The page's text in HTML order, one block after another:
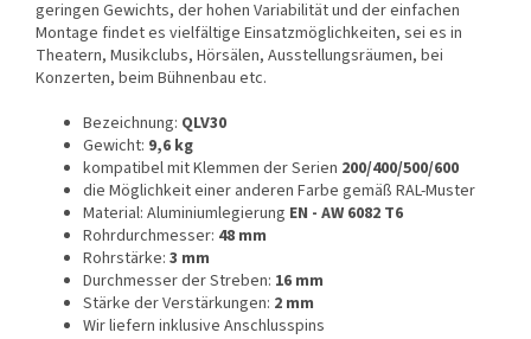
geringen Gewichts, der hohen Variabilität und der einfachen
Montage findet es vielfältige Einsatzmöglichkeiten, sei es in
Theatern, Musikclubs, Hörsälen, Ausstellungsräumen, bei
Konzerten, beim Bühnenbau etc.
Bezeichnung: QLV30
Gewicht: 9,6 kg
kompatibel mit Klemmen der Serien 200/400/500/600
die Möglichkeit einer anderen Farbe gemäß RAL-Muster
Material: Aluminiumlegierung EN - AW 6082 T6
Rohrdurchmesser: 48 mm
Rohrstärke: 3 mm
Durchmesser der Streben: 16 mm
Stärke der Verstärkungen: 2 mm
Wir liefern inklusive Anschlusspins